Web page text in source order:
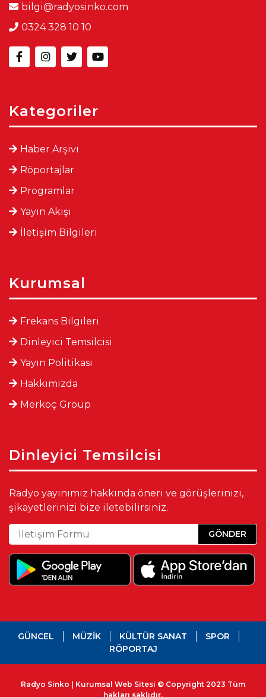
bilgi@radyosinko.com
0324 328 10 10
Kategoriler
Haber Arşivi
Röportajlar
Programlar
Yayın Akışı
İletişim Bilgileri
Kurumsal
Frekans Bilgileri
Dinleyici Temsilcisi
Yayın Politikası
Hakkımızda
Merkoç Group
Dinleyici Temsilcisi
Radyo yayınımız hakkında öneri ve görüşlerinizi,
şikayetlerinizi bize iletebilirsiniz.
GÖNDER
GÜNCEL MÜZİK KÜLTÜR SANAT
SPOR
RÖPORTAJ
Radyo Sinko | Kurumsal Web Sitesi © Copyright 2023 Tüm
hakları saklıdır.